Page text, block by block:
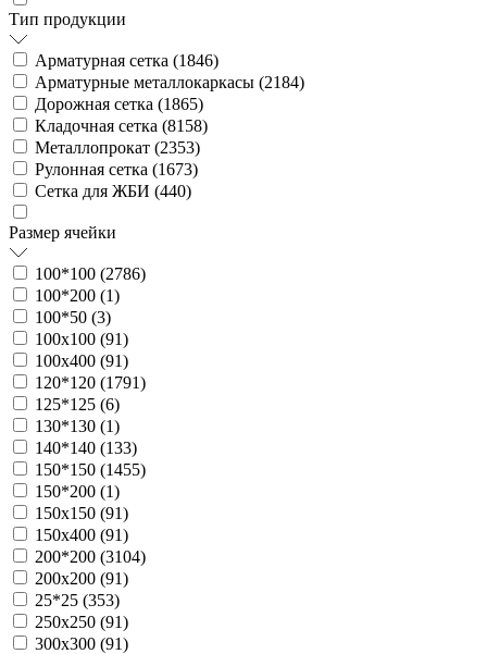
Тип продукции
Арматурная сетка (1846)
Арматурные металлокаркасы (2184)
Дорожная сетка (1865)
Кладочная сетка (8158)
Металлопрокат (2353)
Рулонная сетка (1673)
Сетка для ЖБИ (440)
Размер ячейки
100*100 (2786)
100*200 (1)
100*50 (3)
100х100 (91)
100х400 (91)
120*120 (1791)
125*125 (6)
130*130 (1)
140*140 (133)
150*150 (1455)
150*200 (1)
150х150 (91)
150х400 (91)
200*200 (3104)
200х200 (91)
25*25 (353)
250х250 (91)
300х300 (91)